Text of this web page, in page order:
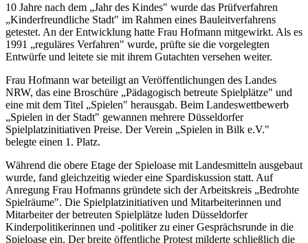
10 Jahre nach dem „Jahr des Kindes" wurde das Prüfverfahren
„Kinderfreundliche Stadt" im Rahmen eines Bauleitverfahrens
getestet. An der Entwicklung hatte Frau Hofmann mitgewirkt. Als es
1991 „reguläres Verfahren" wurde, prüfte sie die vorgelegten
Entwürfe und leitete sie mit ihrem Gutachten versehen weiter.
Frau Hofmann war beteiligt an Veröffentlichungen des Landes
NRW, das eine Broschüre „Pädagogisch betreute Spielplätze" und
eine mit dem Titel „Spielen" herausgab. Beim Landeswettbewerb
„Spielen in der Stadt" gewannen mehrere Düsseldorfer
Spielplatzinitiativen Preise. Der Verein „Spielen in Bilk e.V."
belegte einen 1. Platz.
Während die obere Etage der Spieloase mit Landesmitteln ausgebaut
wurde, fand gleichzeitig wieder eine Spardiskussion statt. Auf
Anregung Frau Hofmanns gründete sich der Arbeitskreis „Bedrohte
Spielräume". Die Spielplatzinitiativen und Mitarbeiterinnen und
Mitarbeiter der betreuten Spielplätze luden Düsseldorfer
Kinderpolitikerinnen und -politiker zu einer Gesprächsrunde in die
Spieloase ein. Der breite öffentliche Protest milderte schließlich die